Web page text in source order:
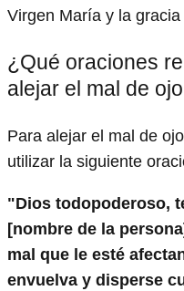
Virgen María y la gracia
¿Qué oraciones
alejar el mal de
Para alejar el mal de
utilizar la siguiente
"Dios todopoderoso,
[nombre de la
mal que le esté
envuelva y disperse